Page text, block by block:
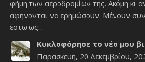
φήμη των αεροδρομίων της. Ακόμη κι
αφήνονται να ερημώσουν. Μένουν
έστω ως…
Κυκλοφόρησε το νέο μου
Παρασκευή, 20 Δεκεμβρίου,